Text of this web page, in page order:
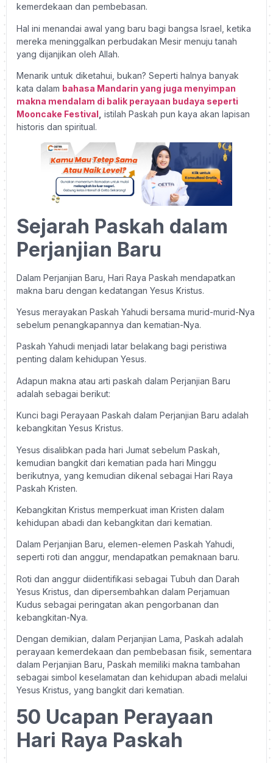
kemerdekaan dan pembebasan.
Hal ini menandai awal yang baru bagi bangsa Israel, ketika
mereka meninggalkan perbudakan Mesir menuju tanah
yang dijanjikan oleh Allah.
Menarik untuk diketahui, bukan? Seperti halnya banyak
kata dalam bahasa Mandarin yang juga menyimpan
makna mendalam di balik perayaan budaya seperti
Mooncake Festival istilah Paskah pun kaya akan lapisan
historis dan spiritual.
Sejarah Paskah dalam
Perjanjian Baru
Dalam Perjanjian Baru, Hari Raya Paskah mendapatkan
makna baru dengan kedatangan Yesus Kristus.
Yesus merayakan Paskah Yahudi bersama murid-murid-Nya
sebelum penangkapannya dan kematian-Nya.
Paskah Yahudi menjadi latar belakang bagi peristiwa
penting dalam kehidupan Yesus.
Adapun makna atau arti paskah dalam Perjanjian Baru
adalah sebagai berikut:
Kunci bagi Perayaan Paskah dalam Perjanjian Baru adalah
kebangkitan Yesus Kristus.
Yesus disalibkan pada hari Jumat sebelum Paskah,
kemudian bangkit dari kematian pada hari Minggu
berikutnya, yang kemudian dikenal sebagai Hari Raya
Paskah Kristen.
Kebangkitan Kristus memperkuat iman Kristen dalam
kehidupan abadi dan kebangkitan dari kematian.
Dalam Perjanjian Baru, elemen-elemen Paskah Yahudi,
seperti roti dan anggur, mendapatkan pemaknaan baru.
Roti dan anggur diidentifikasi sebagai Tubuh dan Darah
Yesus Kristus, dan dipersembahkan dalam Perjamuan
Kudus sebagai peringatan akan pengorbanan dan
kebangkitan-Nya.
Dengan demikian, dalam Perjanjian Lama, Paskah adalah
perayaan kemerdekaan dan pembebasan fisik, sementara
dalam Perjanjian Baru, Paskah memiliki makna tambahan
sebagai simbol keselamatan dan kehidupan abadi melalui
Yesus Kristus, yang bangkit dari kematian.
50 Ucapan Perayaan
Hari Raya Paskah